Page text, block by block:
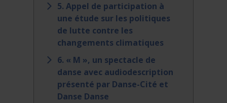
5. Appel de participation à
une étude sur les politiques
de lutte contre les
changements climatiques
6. « M », un spectacle de
danse avec audiodescription
présenté par Danse-Cité et
Danse Danse